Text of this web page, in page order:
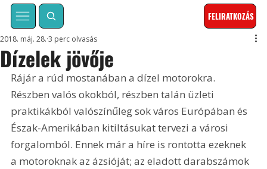
FELIRATKOZÁS
Dízelek jövője
2018. máj. 28. 3 perc olvasás
Rájár a rúd mostanában a dízel motorokra.
Részben valós okokból, részben talán üzleti
praktikákból valószínűleg sok város Európában és
Észak-Amerikában kitiltásukat tervezi a városi
forgalomból. Ennek már a híre is rontotta ezeknek
a motoroknak az ázsióját; az eladott darabszámok